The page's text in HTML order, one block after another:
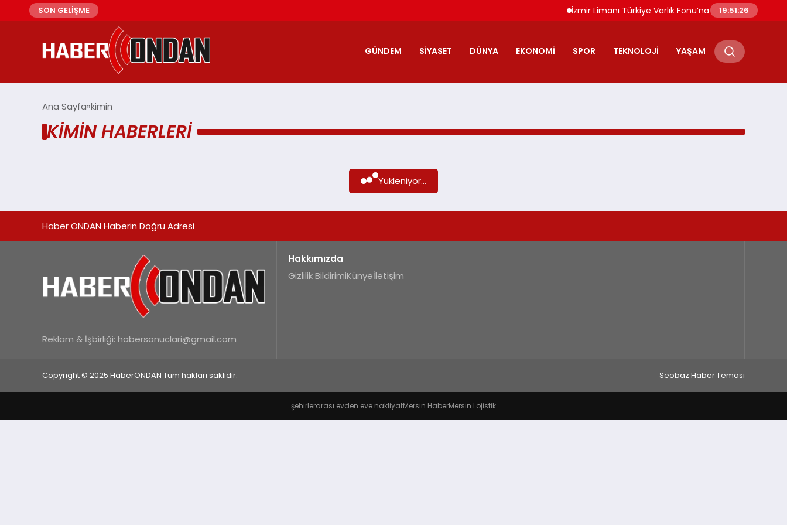
SON GELİŞME İzmir Limanı Türkiye Varlık Fonu’na Devredildi Alport
19:51:26
GÜNDEM SIYASET DÜNYA EKONOMI SPOR TEKNOLOJI YAŞAM
Ana Sayfa kimin
KIMIN HABERLERI
Yükleniyor...
Haber ONDAN Haberin Doğru Adresi
Reklam & İşbirliği: habersonuclari@gmail.com
Hakkımızda
Gizlilik BildirimiKünyeİletişim
Copyright © 2025 HaberONDAN Tüm hakları saklıdır. Seobaz Haber Teması
şehirlerarası evden eve nakliyatMersin HaberMersin Lojistik